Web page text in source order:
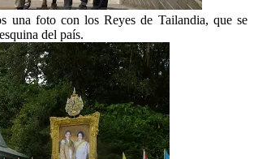
una foto con los Reyes de Tailandia, que se
del país.